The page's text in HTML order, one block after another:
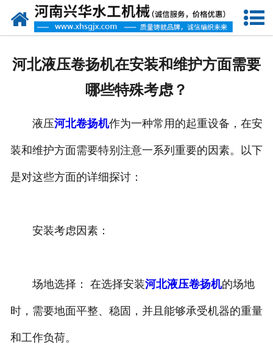
网站首页
河北液压卷扬机在安装和维护方面需要
哪些特殊考虑？
液压河北卷扬机作为一种常用的起重设备，在安
装和维护方面需要特别注意一系列重要的因素。以下
是对这些方面的详细探讨：
安装考虑因素：
场地选择： 在选择安装河北液压卷扬机的场地
时，需要地面平整、稳固，并且能够承受机器的重量
和工作负荷。